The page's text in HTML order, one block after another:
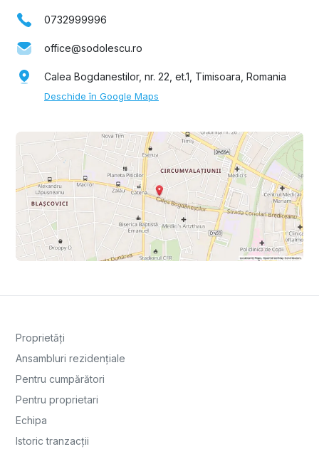
0732999996
office@sodolescu.ro
Calea Bogdanestilor, nr. 22, et.1, Timisoara, Romania
Deschide în Google Maps
Proprietăți
Ansambluri rezidențiale
Pentru cumpărători
Pentru proprietari
Echipa
Istoric tranzacții